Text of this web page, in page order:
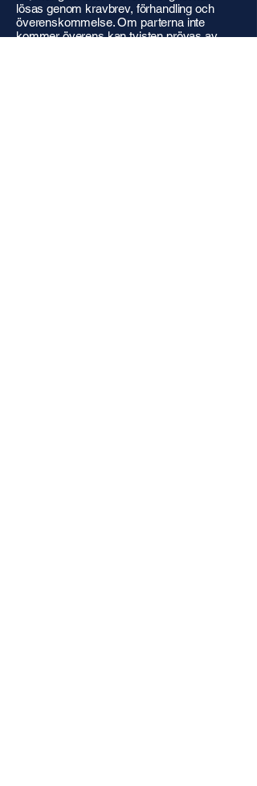
lösas genom kravbrev, förhandling och
överenskommelse. Om parterna inte
kommer överens kan tvisten prövas av